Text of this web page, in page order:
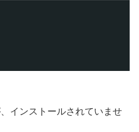
インストールされていませ